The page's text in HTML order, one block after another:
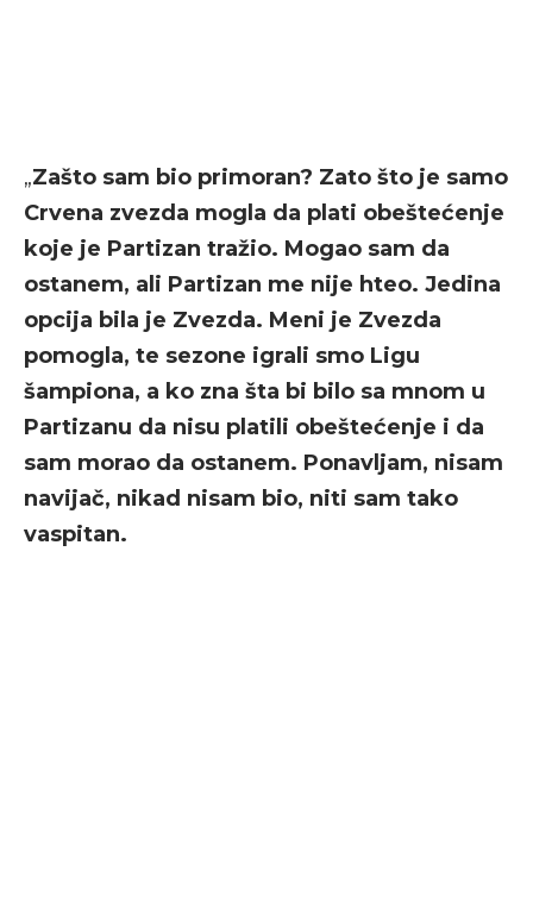
„Zašto sam bio primoran? Zato što je samo
Crvena zvezda mogla da plati obeštećenje
koje je Partizan tražio. Mogao sam da
ostanem, ali Partizan me nije hteo. Jedina
opcija bila je Zvezda. Meni je Zvezda
pomogla, te sezone igrali smo Ligu
šampiona, a ko zna šta bi bilo sa mnom u
Partizanu da nisu platili obeštećenje i da
sam morao da ostanem. Ponavljam, nisam
navijač, nikad nisam bio, niti sam tako
vaspitan.